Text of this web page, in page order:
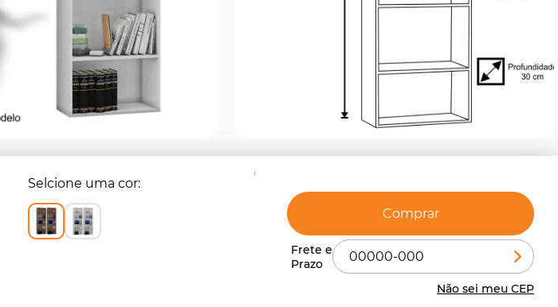
Selcione uma cor
Comprar
Não sei meu CEP